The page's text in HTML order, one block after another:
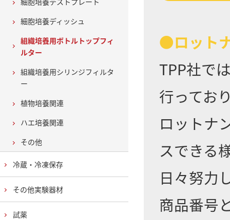
●ロット
TPP社で
行ってお
ロットナ
スできる
日々努力
商品番号
細胞培養ディッシュ
組織培養用ボトルトップフィ
ルター
組織培養用シリンジフィルタ
ー
植物培養関連
ハエ培養関連
その他
冷蔵・冷凍保存
その他実験器材
試薬